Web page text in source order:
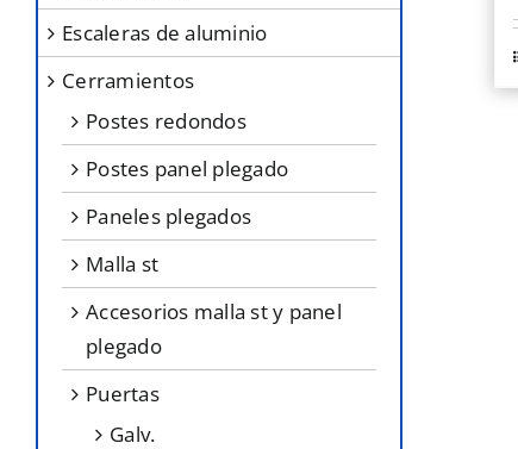
escaleras de aluminio
cerramientos
postes redondos
postes panel plegado
paneles plegados
malla st
accesorios malla st y panel
plegado
puertas
galv.